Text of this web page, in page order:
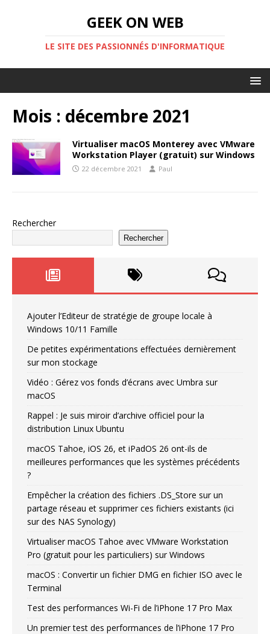
GEEK ON WEB
LE SITE DES PASSIONNÉS D'INFORMATIQUE
Mois : décembre 2021
Virtualiser macOS Monterey avec VMware
Workstation Player (gratuit) sur Windows
22 décembre 2021 Paul
Rechercher
Rechercher
Ajouter l’Editeur de stratégie de groupe locale à
Windows 10/11 Famille
De petites expérimentations effectuées dernièrement
sur mon stockage
Vidéo : Gérez vos fonds d’écrans avec Umbra sur
macOS
Rappel : Je suis miroir d’archive officiel pour la
distribution Linux Ubuntu
macOS Tahoe, iOS 26, et iPadOS 26 ont-ils de
meilleures performances que les systèmes précédents
?
Empêcher la création des fichiers .DS_Store sur un
partage réseau et supprimer ces fichiers existants (ici
sur des NAS Synology)
Virtualiser macOS Tahoe avec VMware Workstation
Pro (gratuit pour les particuliers) sur Windows
macOS : Convertir un fichier DMG en fichier ISO avec le
Terminal
Test des performances Wi-Fi de l’iPhone 17 Pro Max
Un premier test des performances de l’iPhone 17 Pro